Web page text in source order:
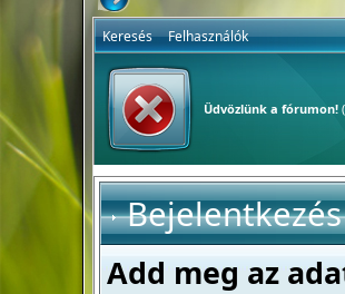
Keresés Felhasználók
Üdvözlünk a fórumon!(
Bejelentkezés
Add meg az